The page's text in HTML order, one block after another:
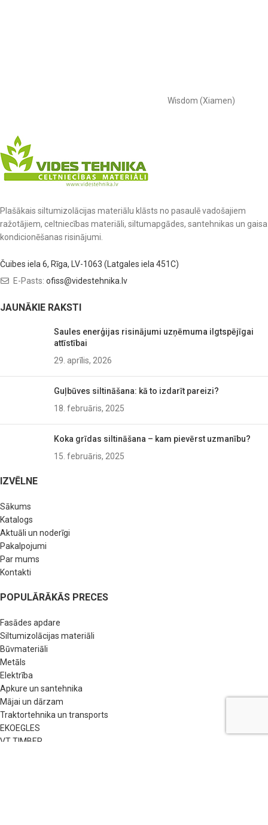
Wisdom (Xiamen)
Plašākais siltumizolācijas materiālu klāsts no pasaulē vadošajiem
ražotājiem, celtniecības materiāli, siltumapgādes, santehnikas un gaisa
kondicionēšanas risinājumi.
Čuibes iela 6, Rīga, LV-1063 (Latgales iela 451C)
E-Pasts: ofiss@videstehnika.lv
JAUNĀKIE RAKSTI
Saules enerģijas risinājumi uzņēmuma ilgtspējīgai
attīstībai
29. aprīlis, 2026
Guļbūves siltināšana: kā to izdarīt pareizi?
18. februāris, 2025
Koka grīdas siltināšana – kam pievērst uzmanību?
15. februāris, 2025
IZVĒLNE
Sākums
Katalogs
Aktuāli un noderīgi
Pakalpojumi
Par mums
Kontakti
POPULĀRĀKĀS PRECES
Fasādes apdare
Siltumizolācijas materiāli
Būvmateriāli
Metāls
Elektrība
Apkure un santehnika
Mājai un dārzam
Traktortehnika un transports
EKOEGLES
VT TIMBER